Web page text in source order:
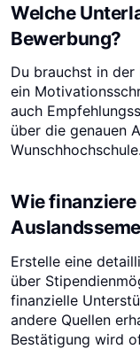
Welche
Bewerbung?
Du brauchst in der
ein
auch
über die genauen
Wunschhochschule.
Wie finanziere
Erstelle eine
über
finanzielle
andere Quellen
Bestätigung wird